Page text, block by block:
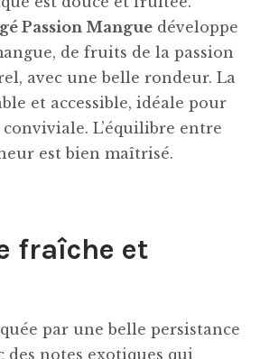
Passion Mangue développe
de fruits de la passion
avec une belle rondeur. La
et accessible, idéale pour
L’équilibre entre
est bien maîtrisé.
fraîche et
par une belle persistance
des notes exotiques qui